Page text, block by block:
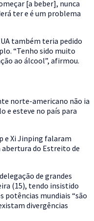
[a beber], nunca
ter e é um problema
também teria pedido
“Tenho sido muito
ao álcool”, afirmou.
norte-americano não ia
e esteve no país para
e Xi Jinping falaram
abertura do Estreito de
de grandes
(15), tendo insistido
potências mundiais “são
divergências